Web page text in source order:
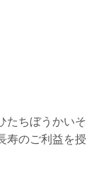
たちぼうかいそ
寿のご利益を授